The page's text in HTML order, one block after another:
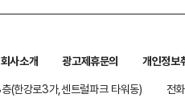
회사소개 광고제휴문의
개인정보
(한강로3가,센트럴파크 타워동)
전